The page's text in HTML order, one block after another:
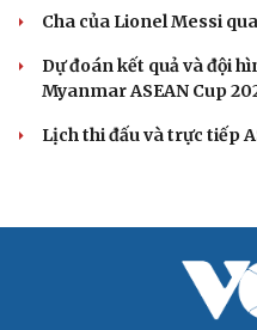
Cha của Lionel Messi
Dự đoán kết quả và đội
Myanmar ASEAN Cup
Lịch thi đấu và trực tiếp